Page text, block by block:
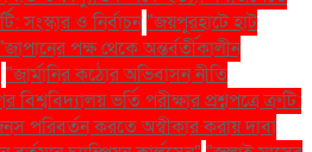
সংস্কার ও নির্বাচন"জয়পুরহাটে হাট
পক্ষ থেকে অন্তর্বর্তীকালীন
"জার্মানির কঠোর অভিবাসন নীতি
বিশ্ববিদ্যালয় ভর্তি পরীক্ষার প্রশ্নপত্রে ত্রুটি:
পরিবর্তন করতে অস্বীকার করায় দাবা